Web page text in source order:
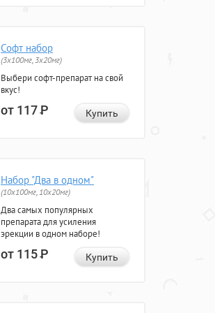
Софт набор
(3x100мг, 3x20мг)
Выбери софт-препарат на свой
вкус!
от 117Р Купить
Набор "Два в одном"
(10x100мг, 10x20мг)
Два самых популярных
препарата для усиления
эрекции в одном наборе!
от 115Р Купить